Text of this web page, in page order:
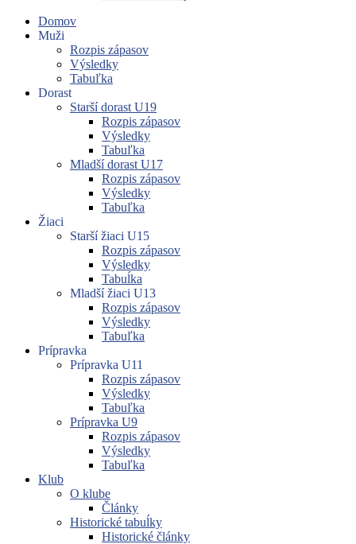
Domov
Muži
Rozpis zápasov
Výsledky
Tabuľka
Dorast
Starší dorast U19
Rozpis zápasov
Výsledky
Tabuľka
Mladší dorast U17
Rozpis zápasov
Výsledky
Tabuľka
Žiaci
Starší žiaci U15
Rozpis zápasov
Výsledky
Tabuĺka
Mladší žiaci U13
Rozpis zápasov
Výsledky
Tabuľka
Prípravka
Prípravka U11
Rozpis zápasov
Výsledky
Tabuľka
Prípravka U9
Rozpis zápasov
Výsledky
Tabuľka
Klub
O klube
Články
Historické tabuĺky
Historické články